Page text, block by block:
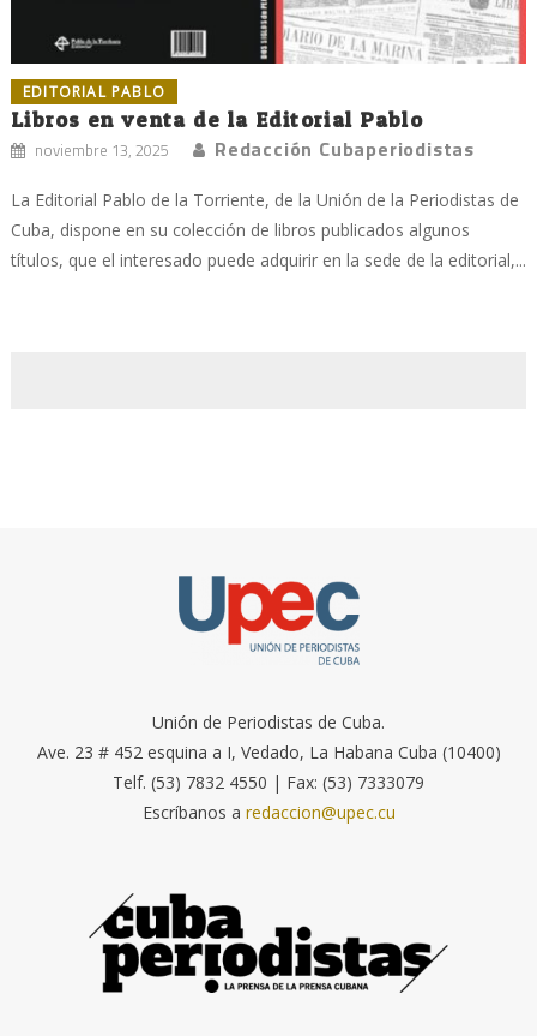
EDITORIAL PABLO
Libros en venta de la Editorial Pablo
noviembre 13, 2025 Redacción Cubaperiodistas
La Editorial Pablo de la Torriente, de la Unión de la Periodistas de
Cuba, dispone en su colección de libros publicados algunos
títulos, que el interesado puede adquirir en la sede de la editorial,...
Unión de Periodistas de Cuba.
Ave. 23 # 452 esquina a I, Vedado, La Habana Cuba (10400)
Telf. (53) 7832 4550 | Fax: (53) 7333079
Escríbanos a redaccion@upec.cu